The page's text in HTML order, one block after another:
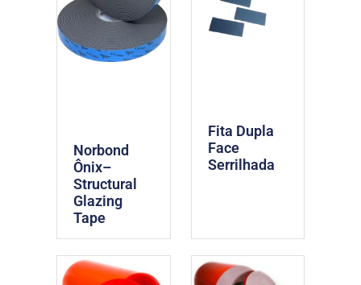
Norbond
Ônix–
Structural
Glazing
Tape
Fita Dupla
Face
Serrilhada